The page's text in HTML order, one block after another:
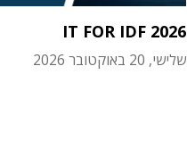
IT FOR IDF 2026
שלישי, 20 באוקטובר 2026